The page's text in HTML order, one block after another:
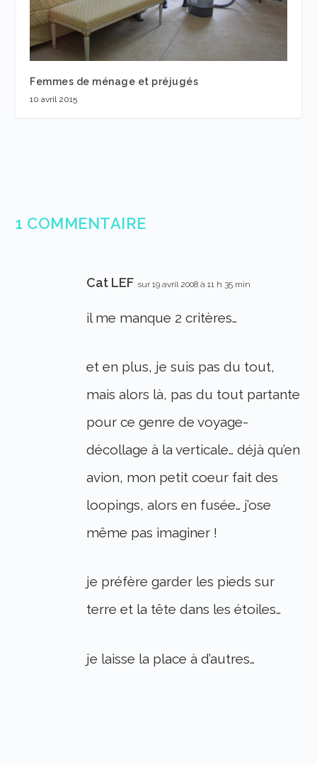
Femmes de ménage et préjugés
10 avril 2015
1 COMMENTAIRE
Cat LEF sur 19 avril 2008 à 11 h 35 min
il me manque 2 critères…
et en plus, je suis pas du tout,
mais alors là, pas du tout partante
pour ce genre de voyage-
décollage à la verticale… déjà qu’en
avion, mon petit coeur fait des
loopings, alors en fusée… j’ose
même pas imaginer !
je préfère garder les pieds sur
terre et la tête dans les étoiles…
je laisse la place à d’autres…